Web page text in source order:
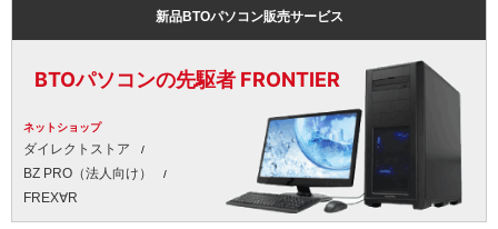
新品BTOパソコン販売サービス
BTOパソコンの先駆者 FRONTIER
ネットショップ
ダイレクトストア
BZ PRO（法人向け）
FREX∀R